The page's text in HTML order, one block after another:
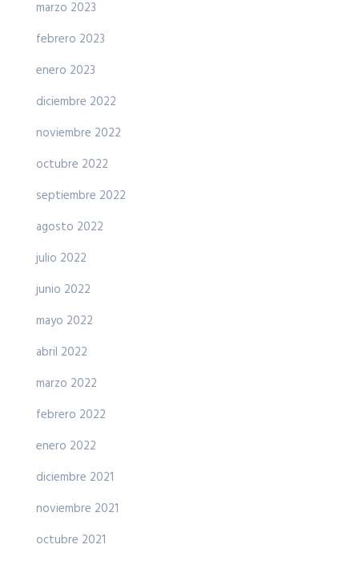
marzo 2023
febrero 2023
enero 2023
diciembre 2022
noviembre 2022
octubre 2022
septiembre 2022
agosto 2022
julio 2022
junio 2022
mayo 2022
abril 2022
marzo 2022
febrero 2022
enero 2022
diciembre 2021
noviembre 2021
octubre 2021